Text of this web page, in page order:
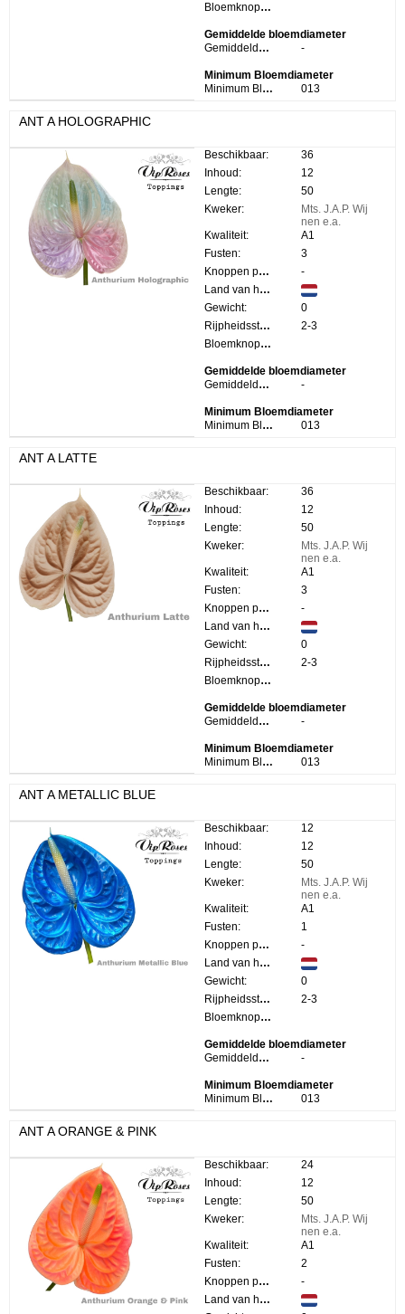
Bloemknop Hoogte:
Gemiddelde bloemdiameter
Gemiddelde bloemdiameter:
-
Minimum Bloemdiameter
Minimum Bloemdiameter:
013
ANT A HOLOGRAPHIC
Beschikbaar:
36
Inhoud:
12
Lengte:
50
Kweker:
Mts. J.A.P. Wij
nen e.a.
Kwaliteit:
A1
Fusten:
3
Knoppen per steel:
-
Land van herkomst:
Gewicht:
0
Rijpheidsstadium:
2-3
Bloemknop Hoogte:
Gemiddelde bloemdiameter
Gemiddelde bloemdiameter:
-
Minimum Bloemdiameter
Minimum Bloemdiameter:
013
ANT A LATTE
Beschikbaar:
36
Inhoud:
12
Lengte:
50
Kweker:
Mts. J.A.P. Wij
nen e.a.
Kwaliteit:
A1
Fusten:
3
Knoppen per steel:
-
Land van herkomst:
Gewicht:
0
Rijpheidsstadium:
2-3
Bloemknop Hoogte:
Gemiddelde bloemdiameter
Gemiddelde bloemdiameter:
-
Minimum Bloemdiameter
Minimum Bloemdiameter:
013
ANT A METALLIC BLUE
Beschikbaar:
12
Inhoud:
12
Lengte:
50
Kweker:
Mts. J.A.P. Wij
nen e.a.
Kwaliteit:
A1
Fusten:
1
Knoppen per steel:
-
Land van herkomst:
Gewicht:
0
Rijpheidsstadium:
2-3
Bloemknop Hoogte:
Gemiddelde bloemdiameter
Gemiddelde bloemdiameter:
-
Minimum Bloemdiameter
Minimum Bloemdiameter:
013
ANT A ORANGE & PINK
Beschikbaar:
24
Inhoud:
12
Lengte:
50
Kweker:
Mts. J.A.P. Wij
nen e.a.
Kwaliteit:
A1
Fusten:
2
Knoppen per steel:
-
Land van herkomst: